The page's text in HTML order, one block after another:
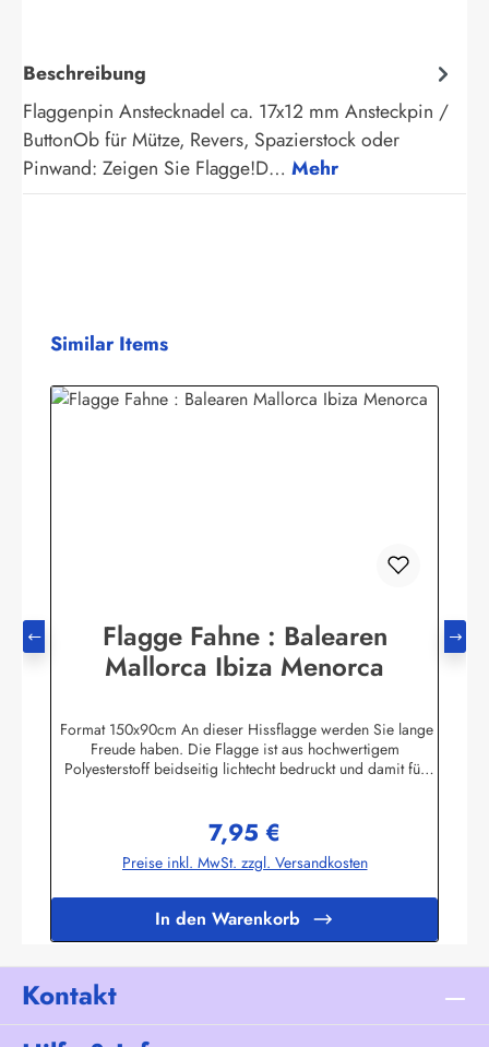
Beschreibung
Flaggenpin Anstecknadel ca. 17x12 mm Ansteckpin /
ButtonOb für Mütze, Revers, Spazierstock oder
Pinwand: Zeigen Sie Flagge!D… Mehr
Produktgalerie überspringen
Similar Items
Flagge Fahne : Balearen
Mallorca Ibiza Menorca
Format 150x90cm An dieser Hissflagge werden Sie lange
Freude haben. Die Flagge ist aus hochwertigem
Polyesterstoff beidseitig lichtecht bedruckt und damit für
zur Befestigung am Flaggenmast eingearbeitet. Die Flagge
hält deshalb auch mittlere Windgeschwindigkeiten aus. Ab
ca. 80 km/h sollte die Fahne jedoch eingeholt werden.Die
Temperatur gebügelt werden. Wir führen eine große
Auswahl an Länder- und Sonderflaggen, XXL-Flaggen,
Bootsflaggen und
TischflaggenHerstellerinformationen:Fahnen-Shop - Axel
BachKirchbergstr. 238444 Wolfsburgshop@fahnen.info
Regulärer Preis:
7,95 €
Preise inkl. MwSt. zzgl. Versandkosten
In den Warenkorb
Kontakt